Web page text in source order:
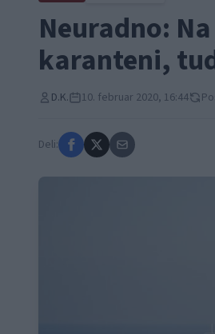
Neuradno:
karanteni,
D.K. 10. februar 2020, 16:44
Deli: